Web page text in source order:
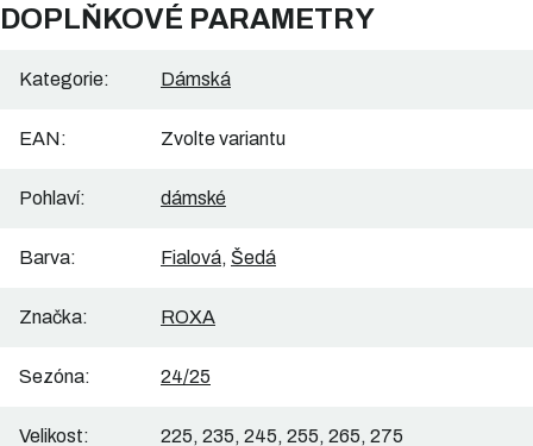
DOPLŇKOVÉ PARAMETRY
Kategorie: Dámská
EAN: Zvolte variantu
Pohlaví: dámské
Barva: Fialová, Šedá
Značka: ROXA
Sezóna: 24/25
Velikost: 225, 235, 245, 255, 265, 275